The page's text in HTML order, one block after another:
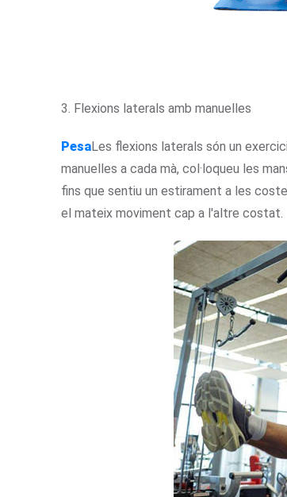
3. Flexions laterals amb manuelles
PesaLes flexions laterals són un
manuelles a cada mà, col·loqueu les
fins que sentiu un estirament a les
el mateix moviment cap a l'altre costat.